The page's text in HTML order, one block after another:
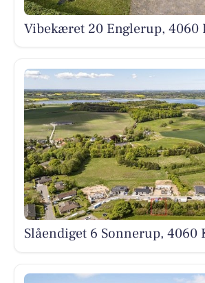
Vibekæret 20 Englerup, 4060
Slåendiget 6 Sonnerup, 4060